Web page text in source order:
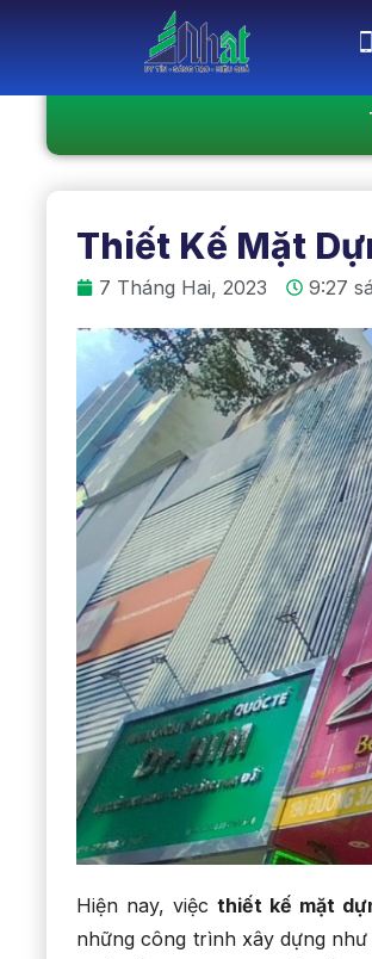
Thiết Kế Mặt
7 Tháng Hai, 2023 9:27
Hiện nay, việcthiết kế mặt
những công trình xây dựng